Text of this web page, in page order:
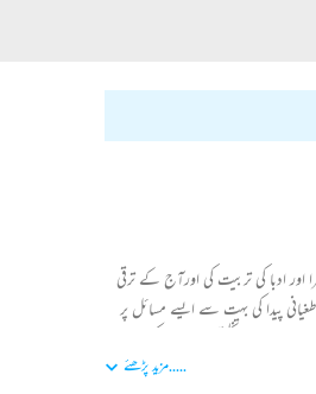
کے شعرا اور ادبا کی تربیت کی اورآج کے ترقی
پیدا کی بہت سے ایسے مسائل پر
نے فنون کی ادارتی ذمے سنبھالی۔ فنون
.....مزید پڑھئے